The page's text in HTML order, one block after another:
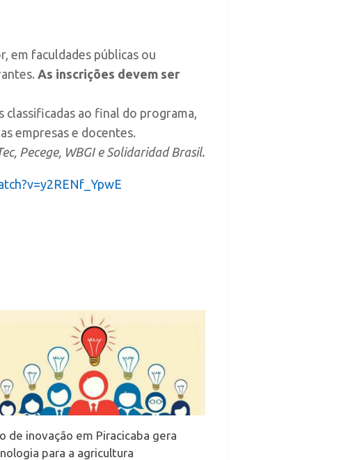
em faculdades públicas ou
As inscrições devem ser
classificadas ao final do programa,
empresas e docentes.
Pecege, WBGI e Solidaridad Brasil.
de inovação em Piracicaba gera
para a agricultura